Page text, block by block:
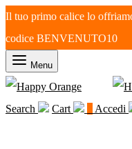
Il tuo primo calice lo
codice BENVENUTO10
Menu
Search Cart Accedi